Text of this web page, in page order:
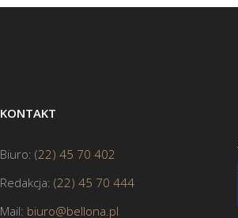
KONTAKT
Biuro: (22) 45 70 402
Redakcja: (22) 45 70 444
Mail: biuro@bellona.pl